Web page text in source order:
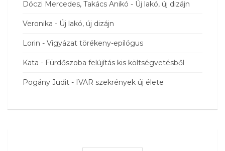
Dóczi Mercedes, Takács Anikó - Új lakó, új dizájn
Veronika - Új lakó, új dizájn
Lorin - Vigyázat törékeny-epilógus
Kata - Fürdőszoba felújítás kis költségvetésből
Pogány Judit - IVAR szekrények új élete